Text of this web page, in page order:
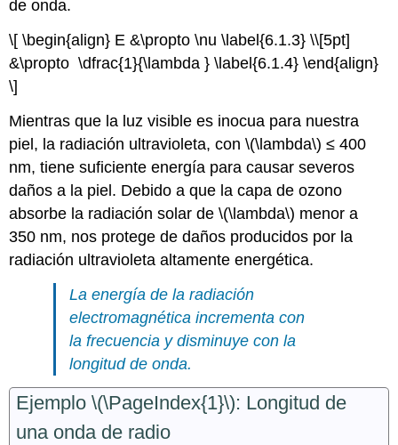
de onda.
\[ \begin{align} E &\propto \nu \label{6.1.3} \\[5pt]
&\propto \dfrac{1}{\lambda } \label{6.1.4} \end{align}
\]
Mientras que la luz visible es inocua para nuestra
piel, la radiación ultravioleta, con \(\lambda\) ≤ 400
nm, tiene suficiente energía para causar severos
daños a la piel. Debido a que la capa de ozono
absorbe la radiación solar de \(\lambda\) menor a
350 nm, nos protege de daños producidos por la
radiación ultravioleta altamente energética.
La energía de la radiación
electromagnética incrementa con
la frecuencia y disminuye con la
longitud de onda.
Ejemplo \(\PageIndex{1}\): Longitud de
una onda de radio